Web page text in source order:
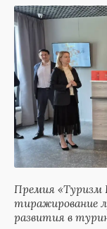
Премия «Туризм
тиражирование
развития в